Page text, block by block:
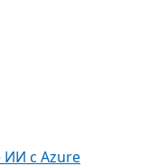
ИИ с Azure